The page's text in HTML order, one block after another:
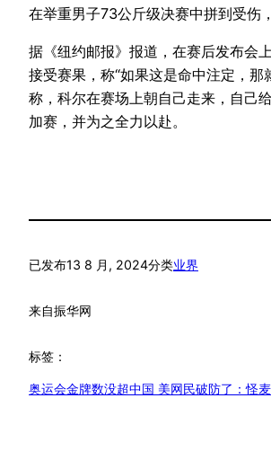
在举重男子73公斤级决赛中拼到受伤
据《纽约邮报》报道，在赛后发布会
接受赛果，称“如果这是命中注定，那
称，科尔在赛场上朝自己走来，自己
加赛，并为之全力以赴。
已发布13 8 月, 2024分类业界
来自振华网
标签：
奥运会金牌数没超中国 美网民破防了：怪